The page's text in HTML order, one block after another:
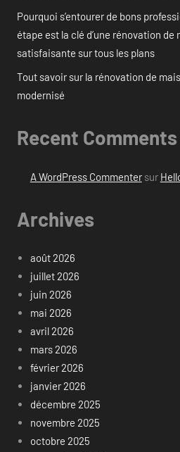
Pourquoi s’entourer de bons
étape est la clé d’une rénovation
satisfaisante sur tous les plans
Tout savoir sur la rénovation de
modernisé
Recent Comments
A WordPress Commentersur
Archives
août 2026
juillet 2026
juin 2026
mai 2026
avril 2026
mars 2026
février 2026
janvier 2026
décembre 2025
novembre 2025
octobre 2025